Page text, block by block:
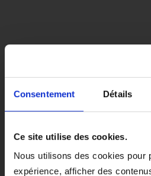
Consentement Détails
Ce site utilise des cookies.
Nous utilisons des cookies pour
expérience, afficher des
EN COLORIS NOIR,